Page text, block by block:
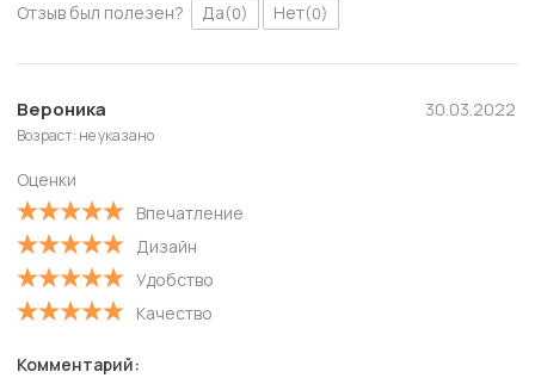
Отзыв был полезен? Да(0) Нет(0)
Вероника
Возраст: не указано
Оценки
Впечатление
Дизайн
Удобство
Качество
30.03.2022
Комментарий: